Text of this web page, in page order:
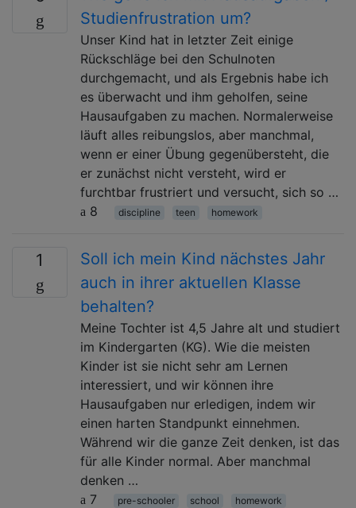
Studienfrustration um?
Unser Kind hat in letzter Zeit einige
Rückschläge bei den Schulnoten
durchgemacht, und als Ergebnis habe ich
es überwacht und ihm geholfen, seine
Hausaufgaben zu machen. Normalerweise
läuft alles reibungslos, aber manchmal,
wenn er einer Übung gegenübersteht, die
er zunächst nicht versteht, wird er
furchtbar frustriert und versucht, sich so …
8
discipline teen homework
1
Soll ich mein Kind nächstes Jahr
auch in ihrer aktuellen Klasse
behalten?
Meine Tochter ist 4,5 Jahre alt und studiert
im Kindergarten (KG). Wie die meisten
Kinder ist sie nicht sehr am Lernen
interessiert, und wir können ihre
Hausaufgaben nur erledigen, indem wir
einen harten Standpunkt einnehmen.
Während wir die ganze Zeit denken, ist das
für alle Kinder normal. Aber manchmal
denken …
7
pre-schooler school homework